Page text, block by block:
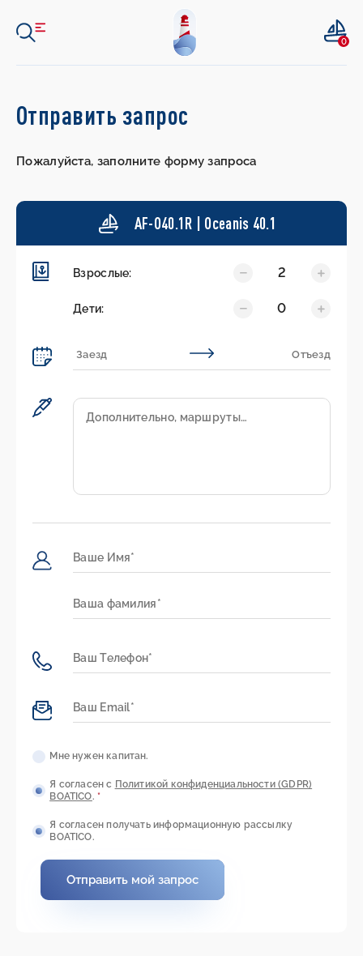
0
Отправить запрос
Пожалуйста, заполните форму запроса
AF-O40.1R | Oceanis 40.1
Взрослые: 2
Дети: 0
Мне нужен капитан.
Я согласен с Политикой конфиденциальности (GDPR)
BOATICO.*
Я согласен получать информационную рассылку
BOATICO.
Отправить мой запрос